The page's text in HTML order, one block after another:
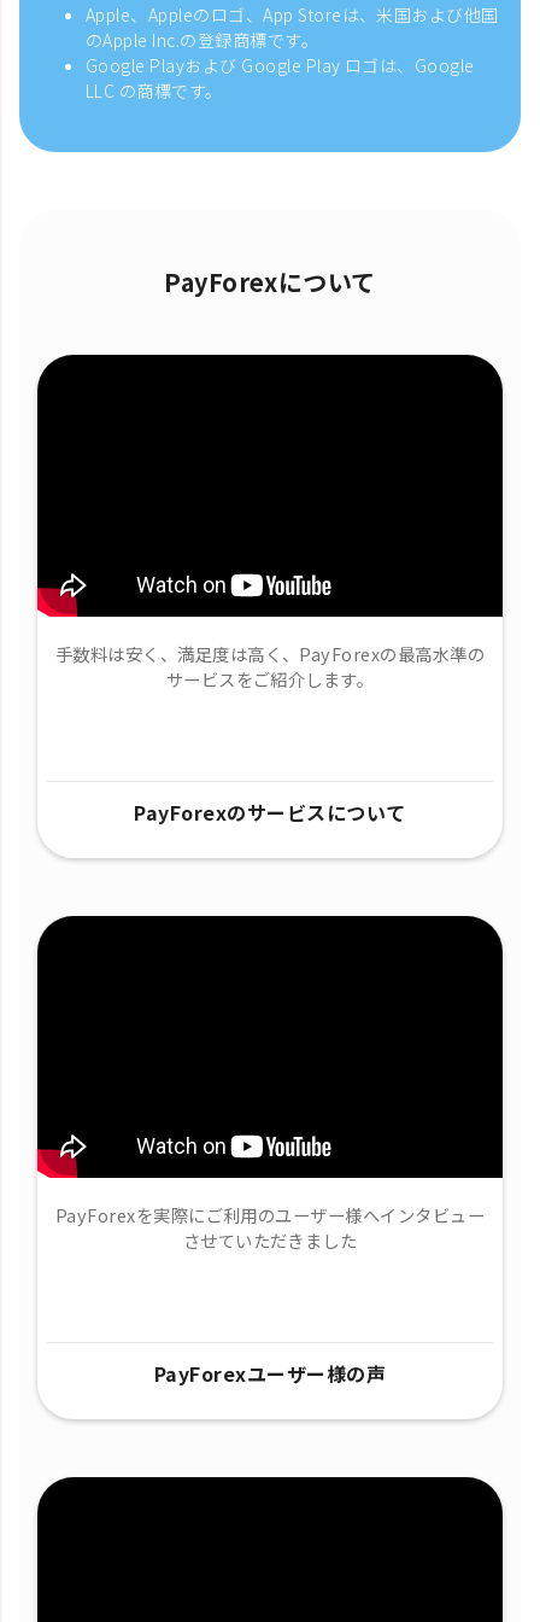
Apple、Appleのロゴ、App Storeは、米国および他国
のApple Inc.の登録商標です。
Google Playおよび Google Play ロゴは、Google
LLC の商標です。
PayForexについて
手数料は安く、満足度は高く、PayForexの最高水準の
サービスをご紹介します。
PayForexのサービスについて
PayForexを実際にご利用のユーザー様へインタビュー
させていただきました
PayForexユーザー様の声​